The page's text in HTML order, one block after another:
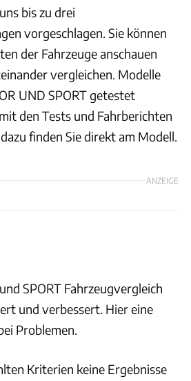
bis zu drei
vorgeschlagen. Sie können
der Fahrzeuge anschauen
vergleichen. Modelle
UND SPORT getestet
den Tests und Fahrberichten
finden Sie direkt am Modell.
ANZEIGE
SPORT Fahrzeugvergleich
und verbessert. Hier eine
Problemen.
Kriterien keine Ergebnisse